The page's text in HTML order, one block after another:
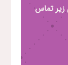
زیر تماس